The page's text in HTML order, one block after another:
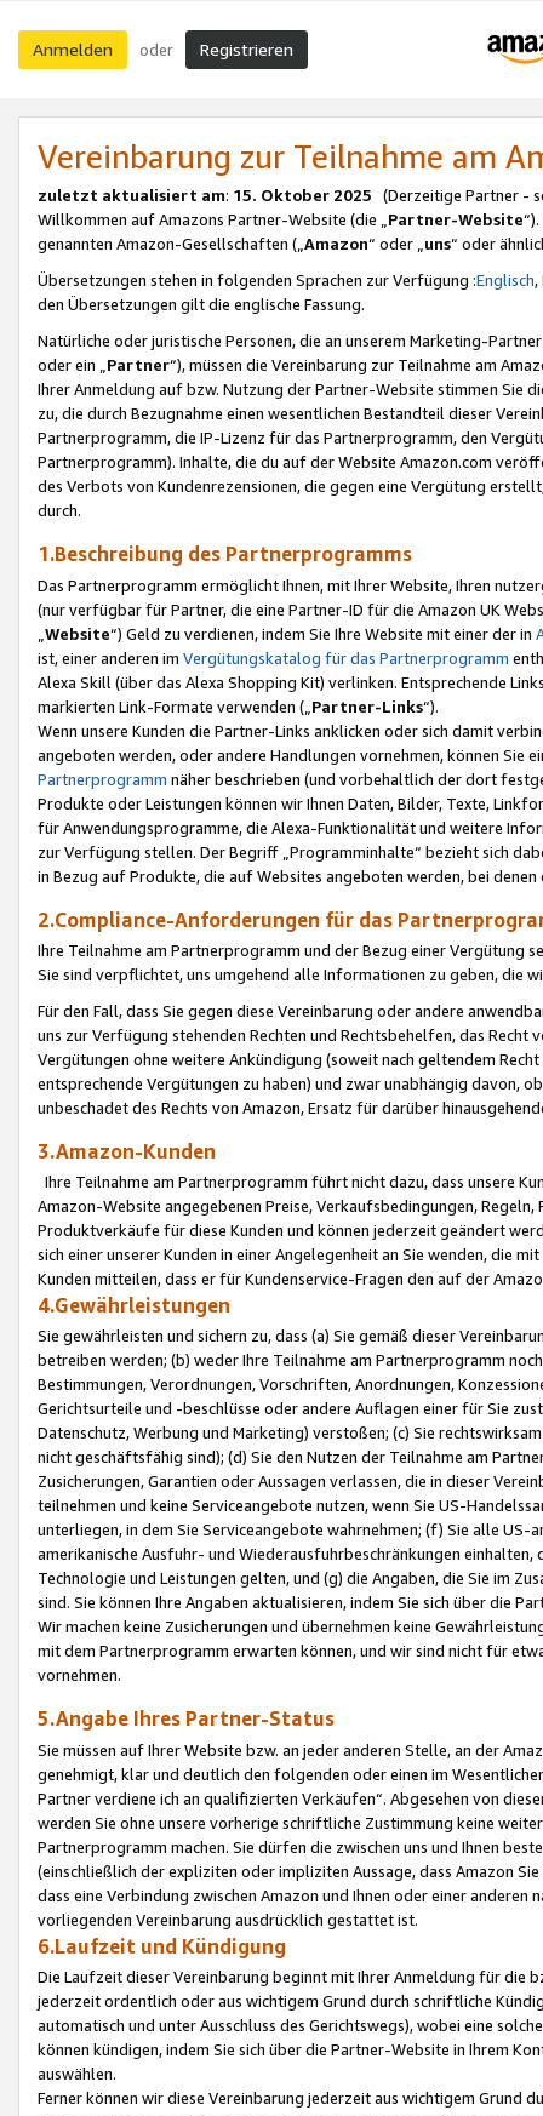
Anmelden oder Registrieren
Vereinbarung zur Teilnahme am
zuletzt aktualisiert am: 15. Oktober 2025 (Derzeitige Partner -
Willkommen auf Amazons Partner-Website (die „Partner-Website
genannten Amazon-Gesellschaften („Amazon“ oder „uns“ oder
Übersetzungen stehen in folgenden Sprachen zur Verfügung :Englisch,
den Übersetzungen gilt die englische Fassung.
Natürliche oder juristische Personen, die an unserem Marketing-
oder ein „Partner“), müssen die Vereinbarung zur Teilnahme am
Ihrer Anmeldung auf bzw. Nutzung der Partner-Website stimmen Sie
zu, die durch Bezugnahme einen wesentlichen Bestandteil dieser
Partnerprogramm, die IP-Lizenz für das Partnerprogramm, den
Partnerprogramm). Inhalte, die du auf der Website Amazon.com
des Verbots von Kundenrezensionen, die gegen eine Vergütung
durch.
1.Beschreibung des Partnerprogramms
Das Partnerprogramm ermöglicht Ihnen, mit Ihrer Website, Ihren
(nur verfügbar für Partner, die eine Partner-ID für die Amazon UK
Website“) Geld zu verdienen, indem Sie Ihre Website mit einer der in
ist, einer anderen im Vergütungskatalog für das Partnerprogramm
Alexa Skill (über das Alexa Shopping Kit) verlinken. Entsprechende
markierten Link-Formate verwenden („ Partner-Links“).
Wenn unsere Kunden die Partner-Links anklicken oder sich damit
angeboten werden, oder andere Handlungen vornehmen, können Sie
Partnerprogramm näher beschrieben (und vorbehaltlich der dort
Produkte oder Leistungen können wir Ihnen Daten, Bilder, Texte,
für Anwendungsprogramme, die Alexa-Funktionalität und weitere
zur Verfügung stellen. Der Begriff „Programminhalte“ bezieht sich
in Bezug auf Produkte, die auf Websites angeboten werden, bei
2.Compliance-Anforderungen für das
Ihre Teilnahme am Partnerprogramm und der Bezug einer Vergütung
Sie sind verpflichtet, uns umgehend alle Informationen zu geben, die
Für den Fall, dass Sie gegen diese Vereinbarung oder andere
uns zur Verfügung stehenden Rechten und Rechtsbehelfen, das
Vergütungen ohne weitere Ankündigung (soweit nach geltendem
entsprechende Vergütungen zu haben) und zwar unabhängig davon,
unbeschadet des Rechts von Amazon, Ersatz für darüber
3.Amazon-Kunden
Ihre Teilnahme am Partnerprogramm führt nicht dazu, dass unsere
Amazon-Website angegebenen Preise, Verkaufsbedingungen,
Produktverkäufe für diese Kunden und können jederzeit geändert
sich einer unserer Kunden in einer Angelegenheit an Sie wenden, die
Kunden mitteilen, dass er für Kundenservice-Fragen den auf der
4.Gewährleistungen
Sie gewährleisten und sichern zu, dass (a) Sie gemäß dieser
betreiben werden; (b) weder Ihre Teilnahme am Partnerprogramm
Bestimmungen, Verordnungen, Vorschriften, Anordnungen,
Gerichtsurteile und -beschlüsse oder andere Auflagen einer für Sie
Datenschutz, Werbung und Marketing) verstoßen; (c) Sie
nicht geschäftsfähig sind); (d) Sie den Nutzen der Teilnahme am
Zusicherungen, Garantien oder Aussagen verlassen, die in dieser
teilnehmen und keine Serviceangebote nutzen, wenn Sie US-
unterliegen, in dem Sie Serviceangebote wahrnehmen; (f) Sie alle
amerikanische Ausfuhr- und Wiederausfuhrbeschränkungen
Technologie und Leistungen gelten, und (g) die Angaben, die Sie im
sind. Sie können Ihre Angaben aktualisieren, indem Sie sich über die
Wir machen keine Zusicherungen und übernehmen keine
mit dem Partnerprogramm erwarten können, und wir sind nicht für
vornehmen.
5.Angabe Ihres Partner-Status
Sie müssen auf Ihrer Website bzw. an jeder anderen Stelle, an der
genehmigt, klar und deutlich den folgenden oder einen im
Partner verdiene ich an qualifizierten Verkäufen“. Abgesehen von
werden Sie ohne unsere vorherige schriftliche Zustimmung keine
Partnerprogramm machen. Sie dürfen die zwischen uns und Ihnen
(einschließlich der expliziten oder impliziten Aussage, dass Amazon
dass eine Verbindung zwischen Amazon und Ihnen oder einer
vorliegenden Vereinbarung ausdrücklich gestattet ist.
6.Laufzeit und Kündigung
Die Laufzeit dieser Vereinbarung beginnt mit Ihrer Anmeldung für die
jederzeit ordentlich oder aus wichtigem Grund durch schriftliche
automatisch und unter Ausschluss des Gerichtswegs), wobei eine
können kündigen, indem Sie sich über die Partner-Website in Ihrem
auswählen.
Ferner können wir diese Vereinbarung jederzeit aus wichtigem Grund